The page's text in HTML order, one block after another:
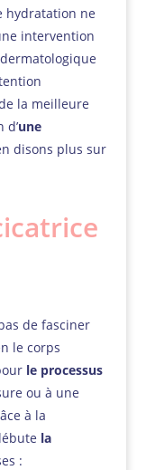
hydratation ne
intervention
la meilleure
d’une
disons plus sur
de fasciner
le corps
le processus
ou à une
à la
la
: